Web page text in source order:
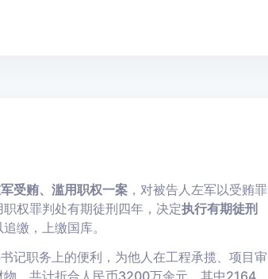
受贿、滥用职权一案，对被告人左军以受贿罪
权罪判处有期徒刑四年，决定执行有期徒刑
缴，上缴国库。
记职务上的便利，为他人在工程承揽、项目审
，共计折合人民币3200万余元，其中2164